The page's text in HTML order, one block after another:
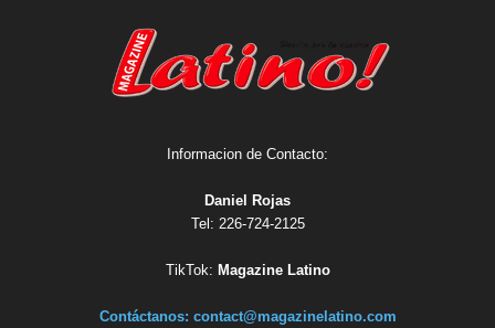
Informacion de Contacto:
Daniel Rojas
Tel: 226-724-2125
TikTok: Magazine Latino
Contáctanos: contact@magazinelatino.com